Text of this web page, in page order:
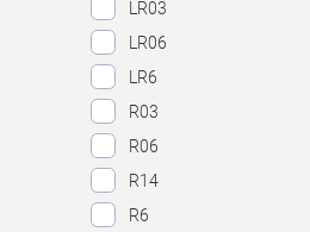
LR03
LR06
LR6
R03
R06
R14
R6